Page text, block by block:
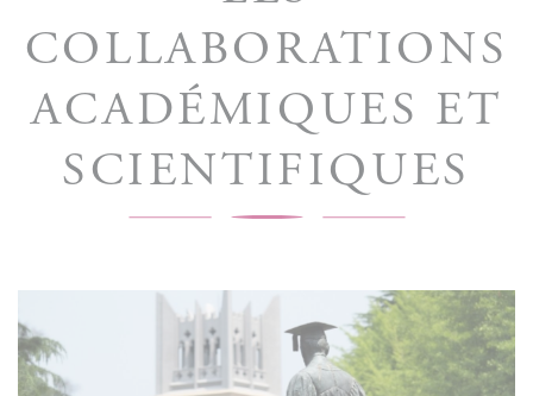
COLLABORATIONS
ACADÉMIQUES ET
SCIENTIFIQUES